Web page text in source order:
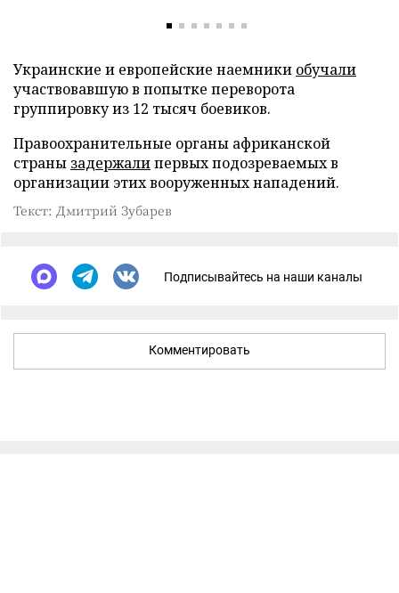
Украинские и европейские наемники обучали
участвовавшую в попытке переворота
группировку из 12 тысяч боевиков.
Правоохранительные органы африканской
страны задержалипервых подозреваемых в
организации этих вооруженных нападений.
Текст: Дмитрий Зубарев
Подписывайтесь на наши каналы
Комментировать